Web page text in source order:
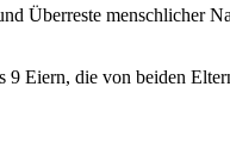
Überreste menschlicher
9 Eiern, die von beiden